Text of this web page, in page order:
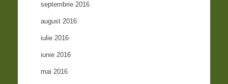
septembrie 2016
august 2016
iulie 2016
iunie 2016
mai 2016